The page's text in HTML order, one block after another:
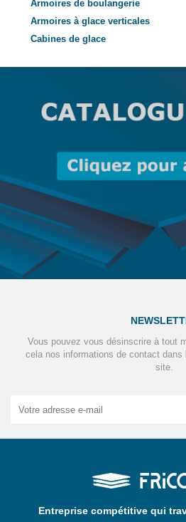
Armoires de boulangerie
Armoires à glace verticales
Cabines de glace
Vous pouvez vous désinscrire à tout
cela nos informations de contact
site.
Entreprise compétitive qui